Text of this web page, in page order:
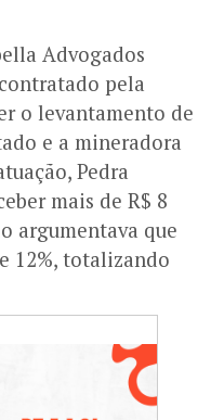
Advogados
pela
o levantamento de
e a mineradora
Pedra
mais de R$ 8
argumentava que
12%, totalizando